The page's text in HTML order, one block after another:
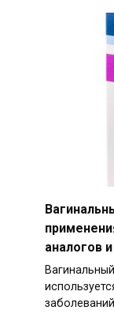
аналогов